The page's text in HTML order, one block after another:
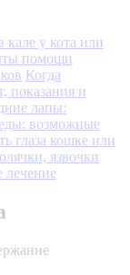
кале у кота или
помощи
Когда
показания и
лапы:
возможные
глаза кошке или
язвочки
лечение